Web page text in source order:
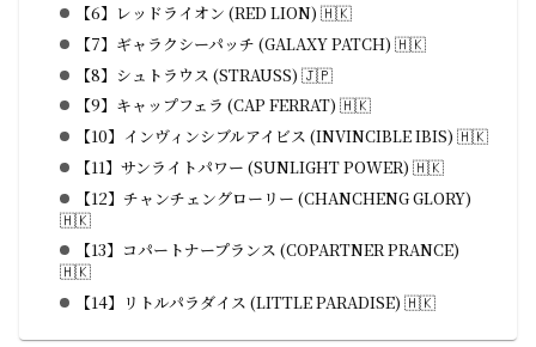
【6】レッドライオン (RED LION) 🇭🇰
【7】ギャラクシーパッチ (GALAXY PATCH) 🇭🇰
【8】シュトラウス (STRAUSS) 🇯🇵
【9】キャップフェラ (CAP FERRAT) 🇭🇰
【10】インヴィンシブルアイビス (INVINCIBLE IBIS) 🇭🇰
【11】サンライトパワー (SUNLIGHT POWER) 🇭🇰
【12】チャンチェングローリー (CHANCHENG GLORY)
🇭🇰
【13】コパートナープランス (COPARTNER PRANCE)
🇭🇰
【14】リトルパラダイス (LITTLE PARADISE) 🇭🇰